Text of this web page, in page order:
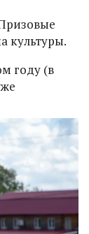
культуры.
году (в